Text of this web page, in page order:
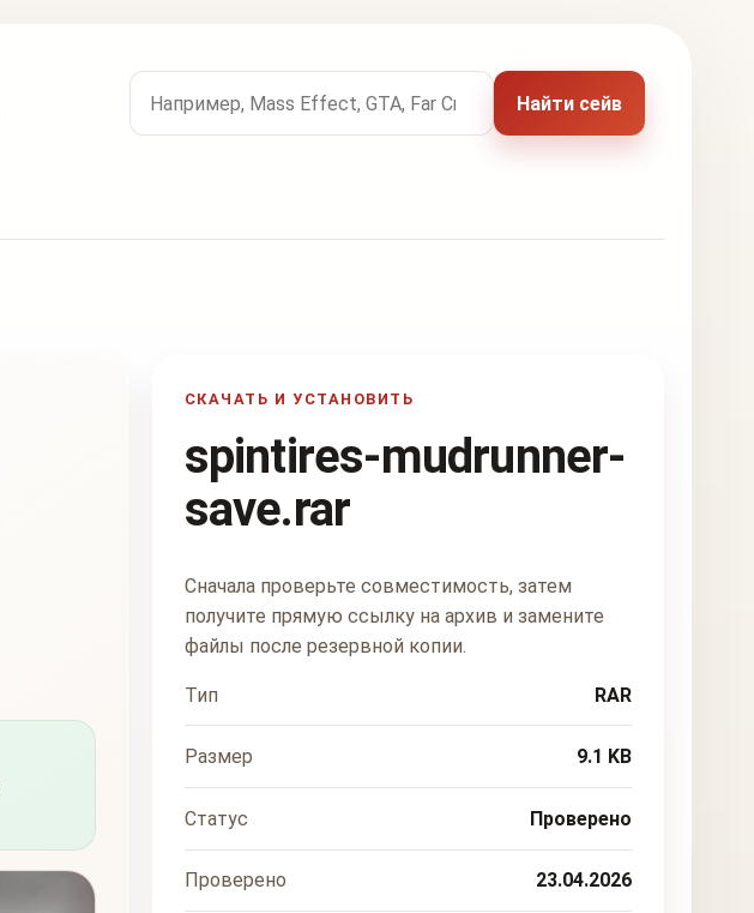
Поиск по названию игры
Найти сейв
СКАЧАТЬ И УСТАНОВИТЬ
spintires-mudrunner-
save.rar
Сначала проверьте совместимость, затем
получите прямую ссылку на архив и замените
файлы после резервной копии.
Тип RAR
Размер 9.1 KB
Статус Проверено
Проверено 23.04.2026